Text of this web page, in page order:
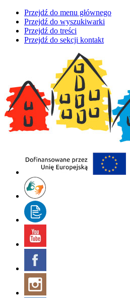
Przejdź do menu głównego
Przejdź do wyszukiwarki
Przejdź do treści
Przejdź do sekcji kontakt